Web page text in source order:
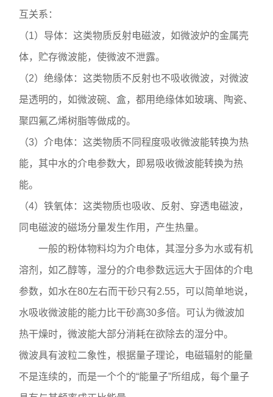
互关系：
（1）导体：这类物质反射电磁波，如微波炉的金属壳
体，贮存微波能，使微波不泄露。
（2）绝缘体：这类物质不反射也不吸收微波，对微波
是透明的，如微波碗、盒，都用绝缘体如玻璃、陶瓷、
聚四氟乙烯树脂等做成的。
（3）介电体：这类物质不同程度吸收微波能转换为热
能，其中水的介电参数大，即易吸收微波能转换为热
能。
（4）铁氧体：这类物质也吸收、反射、穿透电磁波，
同电磁波的磁场分量发生作用，产生热量。
一般的粉体物料均为介电体，其湿分多为水或有机
溶剂，如乙醇等，湿分的介电参数远远大于固体的介电
参数，如水在80左右而干砂只有2.55，可以简单地说，
水吸收微波能的能力比干砂高30多倍。可认为微波加
热干燥时，微波能大部分消耗在欲除去的湿分中。
微波具有波粒二象性，根据量子理论，电磁辐射的能量
不是连续的，而是一个个的“能量子”所组成，每个量子